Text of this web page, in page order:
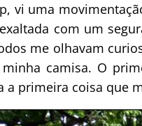
vi uma
com um
me olhavam
camisa. O
a primeira coisa que